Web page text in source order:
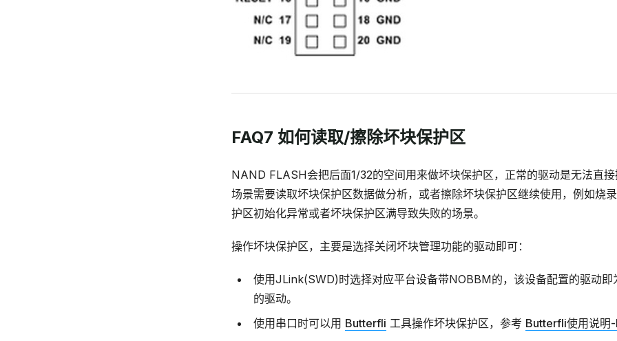
FAQ7 如何读取/擦除坏块保护区
NAND FLASH会把后面1/32的空间用来做坏块保护区，正常的驱动是无法直
场景需要读取坏块保护区数据做分析，或者擦除坏块保护区继续使用，例如烧
护区初始化异常或者坏块保护区满导致失败的场景。
操作坏块保护区，主要是选择关闭坏块管理功能的驱动即可：
使用JLink(SWD)时选择对应平台设备带NOBBM的，该设备配置的驱动即
的驱动。
使用串口时可以用 Butterfli 工具操作坏块保护区，参考 Butterfli使用说明-